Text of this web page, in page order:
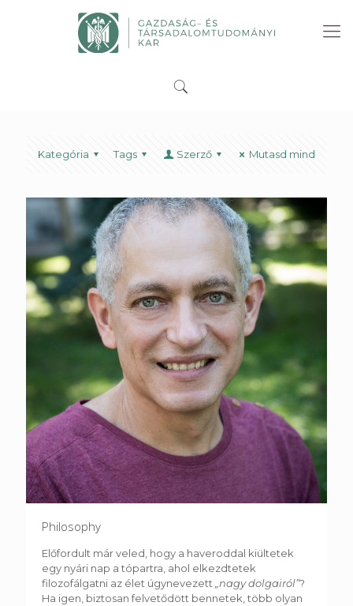
Kategória Tags Szerző Mutasd mind
Philosophy
Előfordult már veled, hogy a haveroddal kiültetek
egy nyári nap a tópartra, ahol elkezdtetek
filozofálgatni az élet úgynevezett
„nagy dolgairól”?
Ha igen, biztosan felvetődött bennetek, több olyan